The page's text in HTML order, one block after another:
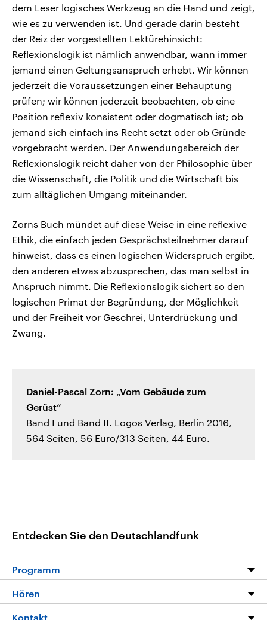
dem Leser logisches Werkzeug an die Hand und zeigt,
wie es zu verwenden ist. Und gerade darin besteht
der Reiz der vorgestellten Lektürehinsicht:
Reflexionslogik ist nämlich anwendbar, wann immer
jemand einen Geltungsanspruch erhebt. Wir können
jederzeit die Voraussetzungen einer Behauptung
prüfen; wir können jederzeit beobachten, ob eine
Position reflexiv konsistent oder dogmatisch ist; ob
jemand sich einfach ins Recht setzt oder ob Gründe
vorgebracht werden. Der Anwendungsbereich der
Reflexionslogik reicht daher von der Philosophie über
die Wissenschaft, die Politik und die Wirtschaft bis
zum alltäglichen Umgang miteinander.
Zorns Buch mündet auf diese Weise in eine reflexive
Ethik, die einfach jeden Gesprächsteilnehmer darauf
hinweist, dass es einen logischen Widerspruch ergibt,
den anderen etwas abzusprechen, das man selbst in
Anspruch nimmt. Die Reflexionslogik sichert so den
logischen Primat der Begründung, der Möglichkeit
und der Freiheit vor Geschrei, Unterdrückung und
Zwang.
Daniel-Pascal Zorn: „Vom Gebäude zum
Gerüst“
Band I und Band II. Logos Verlag, Berlin 2016,
564 Seiten, 56 Euro/313 Seiten, 44 Euro.
Entdecken Sie den Deutschlandfunk
Programm
Programm
Hören
Livestream
Kontakt